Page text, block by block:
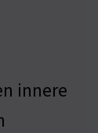
innere